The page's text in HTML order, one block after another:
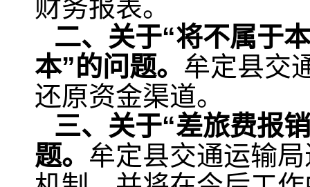
财务报表。
二、关于“将不属于
本”的问题。 牟定县交
还原资金渠道。
三、关于“差旅费报
题。 牟定县交通运输